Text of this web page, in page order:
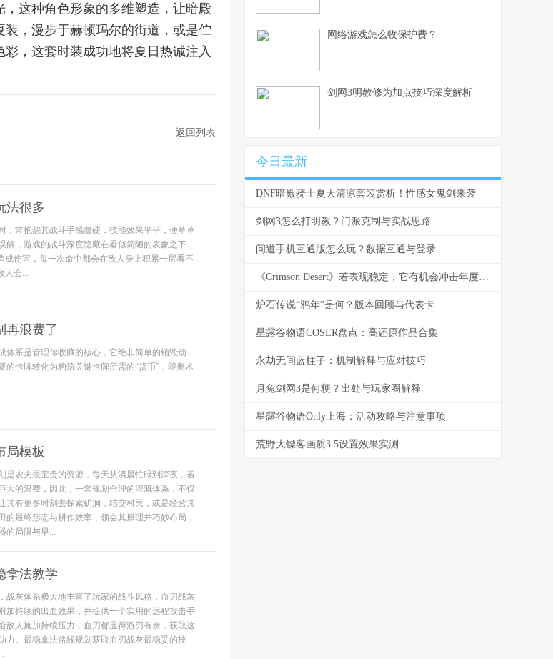
这种角色形象的多维塑造，让暗殿
，漫步于赫顿玛尔的街道，或是伫
，这套时装成功地将夏日热诚注入
返回列表
法很多
，常抱怨其战斗手感僵硬，技能效果平平，便草草
，游戏的战斗深度隐藏在看似简陋的表象之下，
成伤害，每一次命中都会在敌人身上积累一层看不
人会...
再浪费了
体系是管理你收藏的核心，它绝非简单的销毁动
卡牌转化为构筑关键卡牌所需的“货币”，即奥术
局模板
是农夫最宝贵的资源，每天从清晨忙碌到深夜，若
的浪费，因此，一套规划合理的灌溉体系，不仅
其有更多时刻去探索矿洞，结交村民，或是经营其
最终形态与耕作效率，领会其原理并巧妙布局，
的局限与早...
拿法教学
战灰体系极大地丰富了玩家的战斗风格，血刃战灰
加持续的出血效果，并提供一个实用的远程攻击手
敌人施加持续压力，血刃都显得游刃有余，获取这
力。最稳拿法路线规划获取血刃战灰最稳妥的技
网络游戏怎么收保护费？
剑网3明教修为加点技巧深度解析
今日最新
DNF暗殿骑士夏天清凉套装赏析！性感女鬼剑来袭
剑网3怎么打明教？门派克制与实战思路
问道手机互通版怎么玩？数据互通与登录
《Crimson Desert》若表现稳定，它有机会冲击年度热门吗
炉石传说“鸦年”是何？版本回顾与代表卡
星露谷物语COSER盘点：高还原作品合集
永劫无间蓝柱子：机制解释与应对技巧
月兔剑网3是何梗？出处与玩家圈解释
星露谷物语Only上海：活动攻略与注意事项
荒野大镖客画质3.5设置效果实测